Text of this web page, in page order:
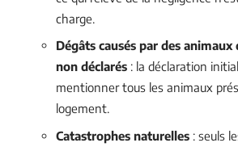
charge.
Dégâts causés par des animaux
non déclarés : la déclaration
mentionner tous les animaux
logement.
Catastrophes naturelles : seuls